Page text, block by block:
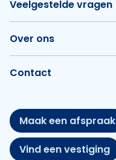
Veelgestelde vragen
Over ons
Contact
Maak een afspraak
Vind een vestiging